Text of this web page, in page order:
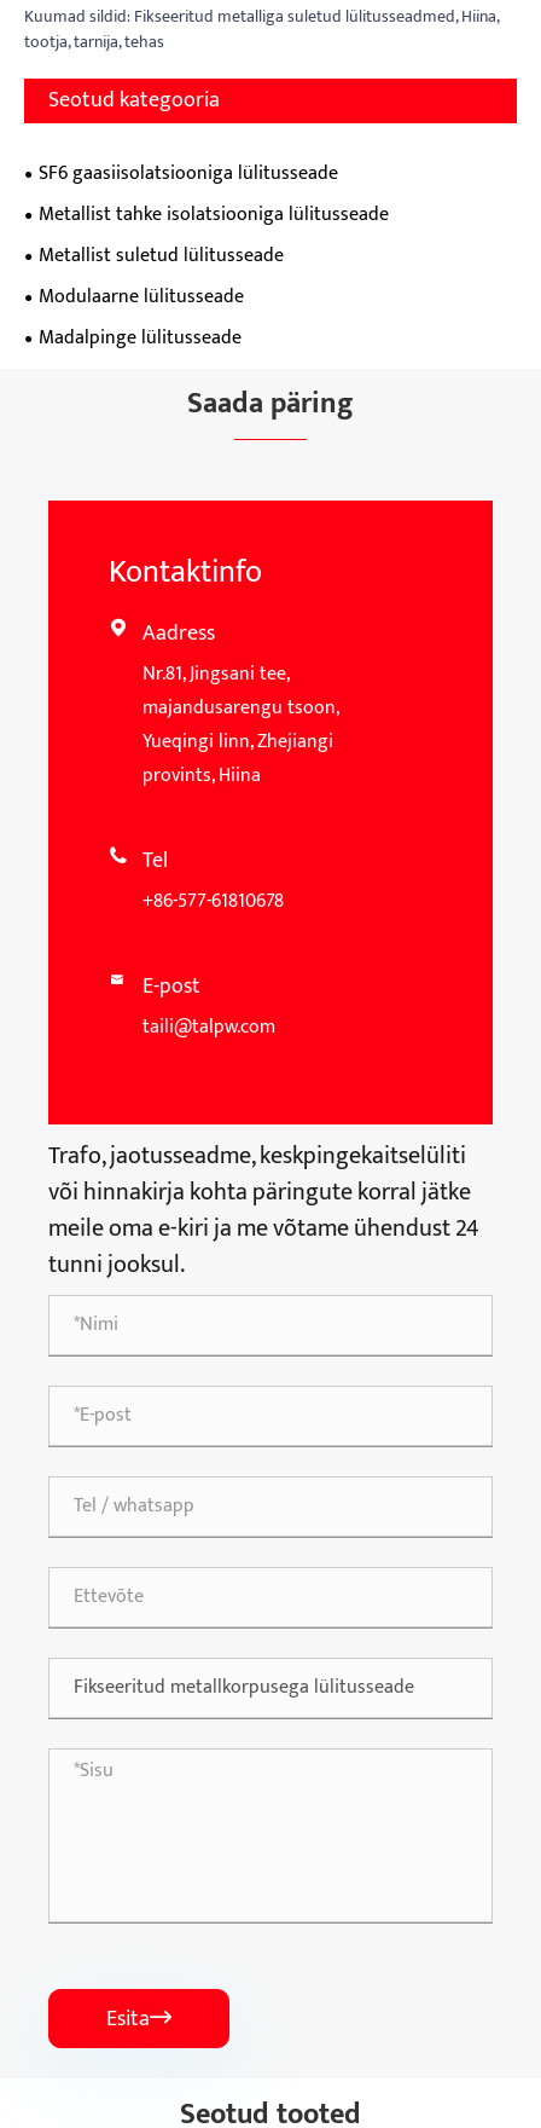
Kuumad sildid: Fikseeritud metalliga suletud lülitusseadmed, Hiina,
tootja, tarnija, tehas
Seotud kategooria
SF6 gaasiisolatsiooniga lülitusseade
Metallist tahke isolatsiooniga lülitusseade
Metallist suletud lülitusseade
Modulaarne lülitusseade
Madalpinge lülitusseade
Saada päring
Kontaktinfo
 Aadress
Nr.81, Jingsani tee,
majandusarengu tsoon,
Yueqingi linn, Zhejiangi
provints, Hiina
 Tel
+86-577-61810678
 E-post
taili@talpw.com
Trafo, jaotusseadme, keskpingekaitselüliti
või hinnakirja kohta päringute korral jätke
meile oma e-kiri ja me võtame ühendust 24
tunni jooksul.
Esita
Seotud tooted